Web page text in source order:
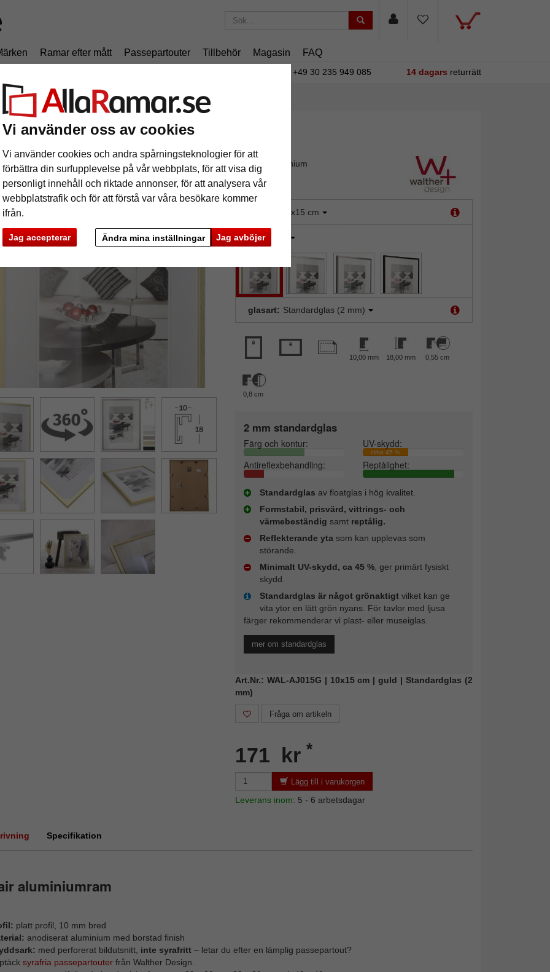
Vi använder oss av cookies
Vi använder cookies och andra spårningsteknologier för att
förbättra din surfupplevelse på vår webbplats, för att visa dig
personligt innehåll och riktade annonser, för att analysera vår
webbplatstrafik och för att förstå var våra besökare kommer
ifrån.
Jag accepterar Jag avböjer
Ändra mina inställningar
Ramar efter mått Passepartouter Tillbehör Magasin FAQ
+49 30 235 949 085 14 dagars returrätt
Chair
Chair
Ram av aluminium
10x15 cm
färg:
glasart: Standardglas (2 mm)
10,00 mm 18,00 mm 0,55 cm
0,8 cm
2 mm standardglas
Färg och kontur: UV-skydd:
cirka 45 %
Antireflexbehandling: Reptålighet:
Standardglas av floatglas i hög kvalitet.
Formstabil, prisvärd, vittrings- och
värmebeständig samt reptålig.
Reflekterande yta som kan upplevas som
störande.
Minimalt UV-skydd, ca 45 %, ger primärt fysiskt
skydd.
Standardglas är något grönaktigtvilket kan ge
vita ytor en lätt grön nyans. För tavlor med ljusa
färger rekommenderar vi plast- eller museiglas.
mer om standardglas
Art.Nr.: WAL-AJ015G | 10x15 cm | guld | Standardglas (2
mm)
Fråga om artikeln
171 kr *
Lägg till i varukorgen
Leverans inom: 5 - 6 arbetsdagar
Specifikation
aluminiumram
platt profil, 10 mm bred
anodiserat aluminium med borstad finish
med perforerat bildutsnitt, inte syrafritt– letar du efter en lämplig passepartout?
syrafria passepartouterfrån Walther Design.